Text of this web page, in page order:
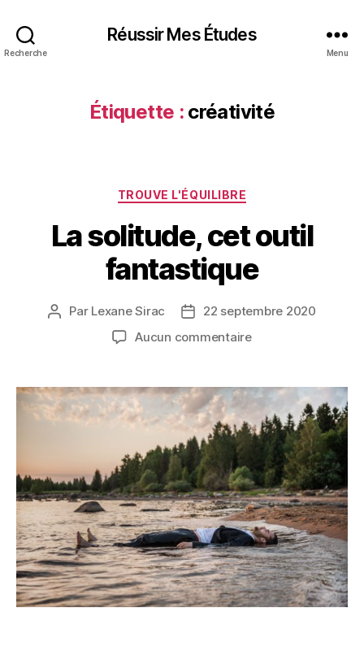
Recherche
Réussir Mes Études
Menu
Étiquette : créativité
Catégories
TROUVE L'ÉQUILIBRE
La solitude, cet outil
fantastique
Auteur
Par Lexane Sirac
Date22 septembre 2020
Aucun commentairesur
cet
outil
fantastique